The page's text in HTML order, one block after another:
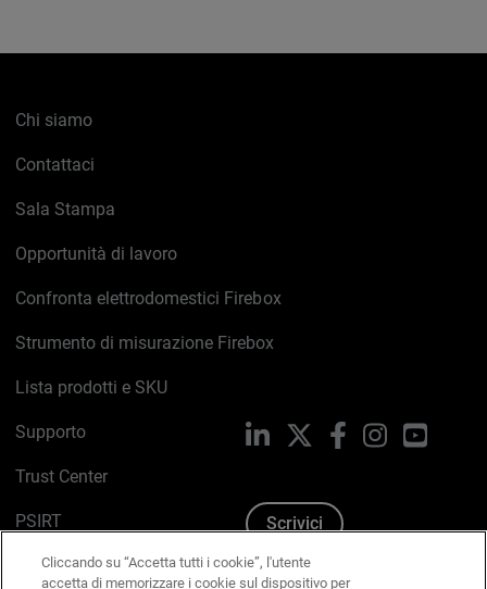
Chi siamo
Contattaci
Sala Stampa
Opportunità di lavoro
Confronta elettrodomestici Firebox
Strumento di misurazione Firebox
Lista prodotti e SKU
Supporto
Trust Center
PSIRT
Politica sui cookie
LinkedIn FacebookInstagram
Scrivici
Cliccando su “Accetta tutti i cookie”, l'utente
accetta di memorizzare i cookie sul dispositivo per